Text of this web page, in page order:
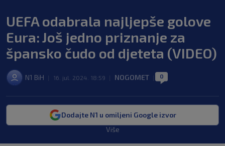
UEFA odabrala najljepše golove
Eura: Još jedno priznanje za
špansko čudo od djeteta (VIDEO)
N1 BiH 16. jul. 2024. 18:59 NOGOMET 0
Dodajte N1 u omiljeni Google izvor
Više